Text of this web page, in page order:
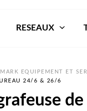
RESEAUX
EQUIPEMENT ET
24/6 & 26/6